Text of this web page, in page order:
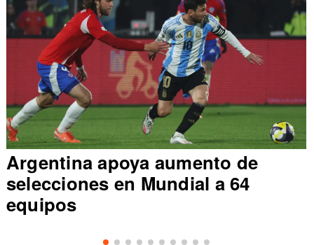
Argentina apoya aumento de
selecciones en Mundial a 64
equipos